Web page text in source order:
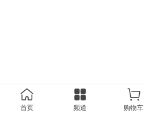
首页 频道 购物车